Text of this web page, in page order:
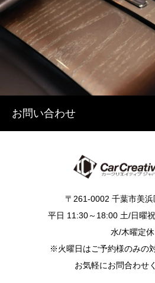
お問い合わせ
〒261-0002 千葉市美
平日 11:30～18:00 土/日曜
水/木曜定休
※火曜日はご予約様のみの
お気軽にお問合わせ